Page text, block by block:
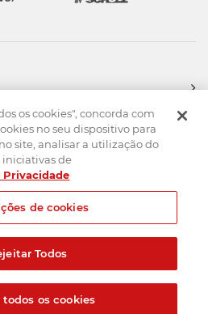
Política de privacidade
Created by
os cookies", concorda com
no seu dispositivo para
site, analisar a utilização do
iniciativas de
de cookies
Todos
os cookies